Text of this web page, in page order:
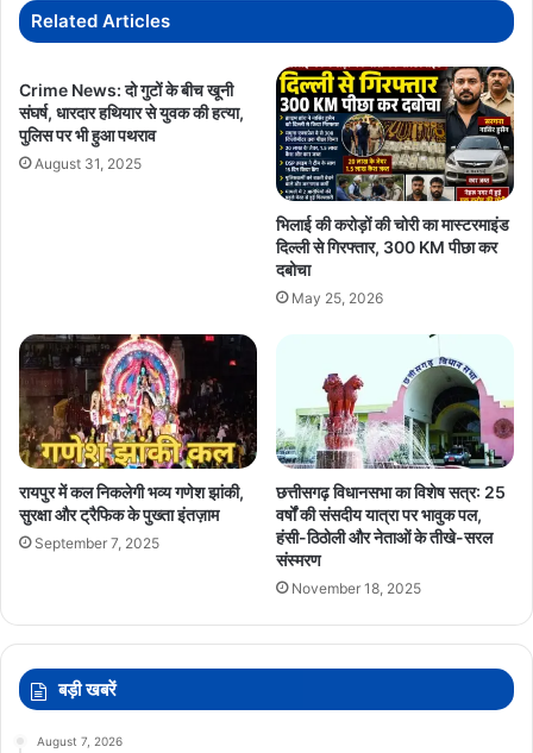
में विकसित करने के लिए सरकार प्रतिबद्ध है, जिससे स्थानीय रोजगार और
अर्थव्यवस्था को नई गति मिलेगी।
CM VISHNU DEO SAI
RajimKumbhKalp2026 समापन
पारी,
61
से
जीता
भारत
Related Articles
Crime News: दो गुटों के बीच खूनी
संघर्ष, धारदार हथियार से युवक की हत्या,
पुलिस पर भी हुआ पथराव
August 31, 2025
भिलाई की करोड़ों की चोरी का मास्टरमाइंड
दिल्ली से गिरफ्तार, 300 KM पीछा कर
दबोचा
May 25, 2026
रायपुर में कल निकलेगी भव्य गणेश झांकी,
सुरक्षा और ट्रैफिक के पुख्ता इंतज़ाम
September 7, 2025
छत्तीसगढ़ विधानसभा का विशेष सत्र: 25
वर्षों की संसदीय यात्रा पर भावुक पल,
हंसी-ठिठोली और नेताओं के तीखे-सरल
संस्मरण
November 18, 2025
बड़ी खबरें
August 7, 2026